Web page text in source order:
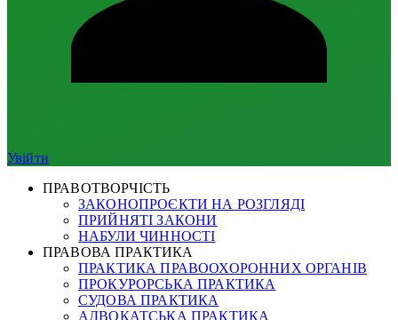
Увійти
ПРАВОТВОРЧІСТЬ
ЗАКОНОПРОЄКТИ НА РОЗГЛЯДІ
ПРИЙНЯТІ ЗАКОНИ
НАБУЛИ ЧИННОСТІ
ПРАВОВА ПРАКТИКА
ПРАКТИКА ПРАВООХОРОННИХ ОРГАНІВ
ПРОКУРОРСЬКА ПРАКТИКА
СУДОВА ПРАКТИКА
АДВОКАТСЬКА ПРАКТИКА